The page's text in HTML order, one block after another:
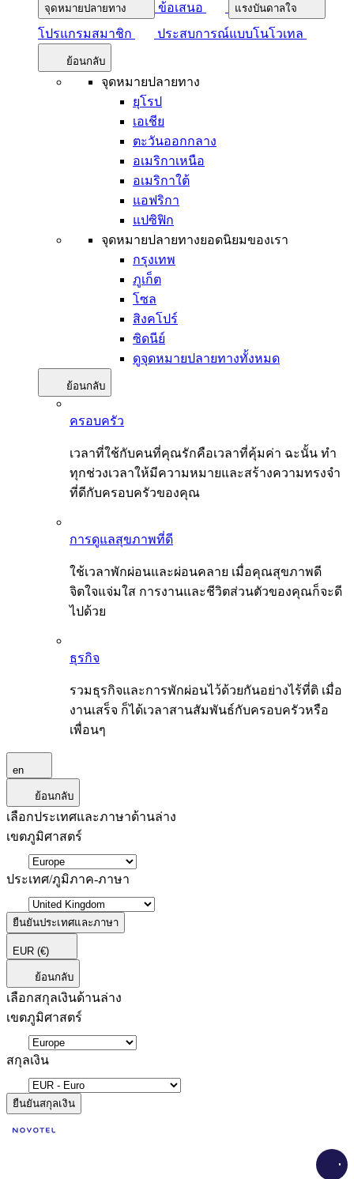
จุดหมายปลายทาง ข้อเสนอ แรงบันดาลใจ
โปรแกรมสมาชิก ประสบการณ์แบบโนโวเทล
ย้อนกลับ
จุดหมายปลายทาง
ยุโรป
เอเชีย
ตะวันออกกลาง
อเมริกาเหนือ
อเมริกาใต้
แอฟริกา
แปซิฟิก
จุดหมายปลายทางยอดนิยมของเรา
กรุงเทพ
ภูเก็ต
โซล
สิงคโปร์
ซิดนีย์
ดูจุดหมายปลายทางทั้งหมด
ย้อนกลับ
ครอบครัว
เวลาที่ใช้กับคนที่คุณรักคือเวลาที่คุ้มค่า ฉะนั้น ทำ
ทุกช่วงเวลาให้มีความหมายและสร้างความทรงจำ
ที่ดีกับครอบครัวของคุณ
การดูแลสุขภาพที่ดี
ใช้เวลาพักผ่อนและผ่อนคลาย เมื่อคุณสุขภาพดี
จิตใจแจ่มใส การงานและชีวิตส่วนตัวของคุณก็จะดี
ไปด้วย
ธุรกิจ
รวมธุรกิจและการพักผ่อนไว้ด้วยกันอย่างไร้ที่ติ เมื่อ
งานเสร็จ ก็ได้เวลาสานสัมพันธ์กับครอบครัวหรือ
เพื่อนๆ
en
ย้อนกลับ
เลือกประเทศและภาษาด้านล่าง
เขตภูมิศาสตร์
ประเทศ/ภูมิภาค-ภาษา
ยืนยันประเทศและภาษา
EUR (€)
ย้อนกลับ
เลือกสกุลเงินด้านล่าง
เขตภูมิศาสตร์
สกุลเงิน
ยืนยันสกุลเงิน